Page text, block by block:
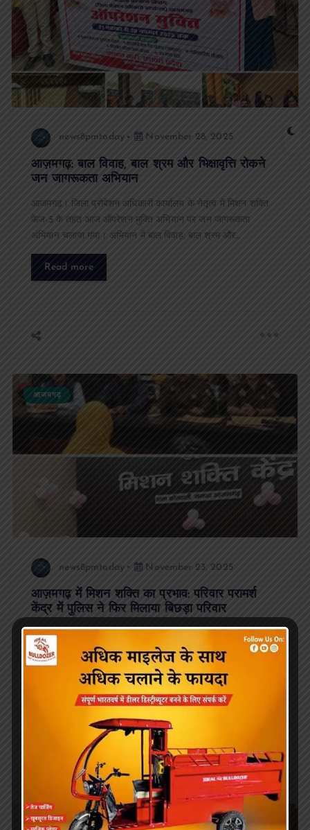
news8pmtoday November 28, 2025
आज़मगढ़: बाल विवाह, बाल श्रम और भिक्षावृत्ति रोकने
जन जागरूकता अभियान
आजमगढ़। जिला प्रोबेशन अधिकारी कार्यालय के नेतृत्व में मिशन शक्ति
फेज-5 के तहत आज ऑपरेशन मुक्ति अभियान पर जन जागरूकता
अभियान चलाया गया। अभियान में बाल विवाह, बाल श्रम और…
Read more
आजमगढ़
news8pmtoday November 23, 2025
आज़मगढ़ में मिशन शक्ति का प्रभाव: परिवार परामर्श
केंद्र में पुलिस ने फिर मिलाया बिछड़ा परिवार
रिपोर्ट: अरुण यादव आज़मगढ़। मिशन शक्ति फेज–5.0 के तहत परिवार
परामर्श केंद्र कोतवाली में सुनवाई के दौरान पुलिस टीम ने पारिवारिक विवाद
में फंसे एक बिछड़े परिवार को आपसी बातचीत…
Read more
आजमगढ़